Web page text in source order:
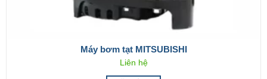
Máy bơm tạt MITSUBISHI
Liên hệ